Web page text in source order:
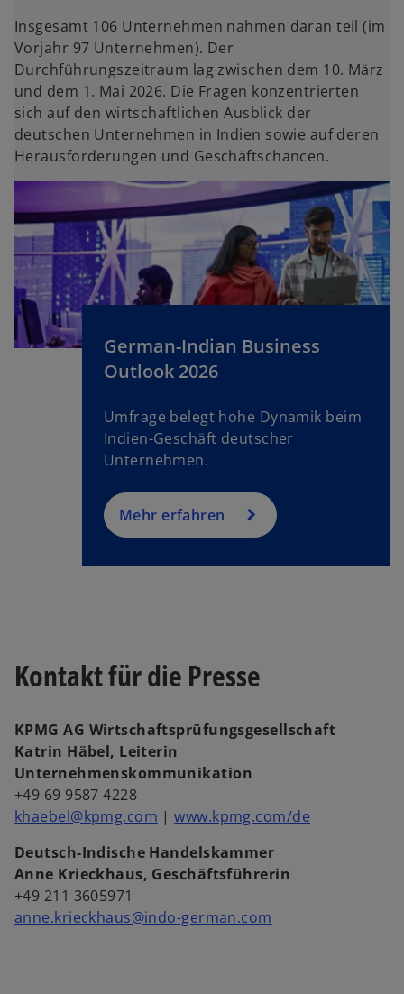
Insgesamt 106 Unternehmen nahmen daran teil (im
Vorjahr 97 Unternehmen). Der
Durchführungszeitraum lag zwischen dem 10. März
und dem 1. Mai 2026. Die Fragen konzentrierten
sich auf den wirtschaftlichen Ausblick der
deutschen Unternehmen in Indien sowie auf deren
Herausforderungen und Geschäftschancen.
German-Indian Business
Outlook 2026
Umfrage belegt hohe Dynamik beim
Indien-Geschäft deutscher
Unternehmen.
Mehr erfahren
d
i
n
e
i
n
r
n
e
n
R
e
g
is
r
t
g
e
ö
ff
n
t
Kontakt für die Presse
KPMG AG Wirtschaftsprüfungsgesellschaft
Katrin Häbel, Leiterin
Unternehmenskommunikation
+49 69 9587 4228
khaebel@kpmg.com |www.kpmg.com/de
Deutsch-Indische Handelskammer
Anne Krieckhaus, Geschäftsführerin
+49 211 3605971
anne.krieckhaus@indo-german.com